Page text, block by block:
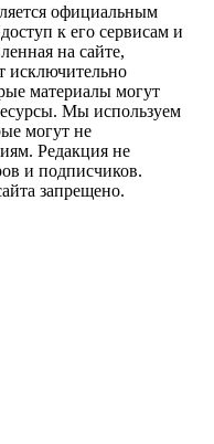
официальным
к его сервисам и
на сайте,
исключительно
материалы могут
Мы используем
могут не
Редакция не
и подписчиков.
запрещено.